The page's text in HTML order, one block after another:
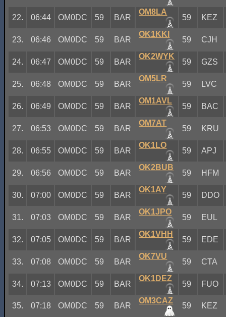
22. 06:44 OM0DC 59 BAR
OM8LA
59 KEZ
23. 06:46 OM0DC 59 BAR
OK1KKI
59 CJH
24. 06:47 OM0DC 59 BAR
OK2WYK
59 GZS
25. 06:48 OM0DC 59 BAR
OM5LR
59 LVC
26. 06:49 OM0DC 59 BAR
OM1AVL
59 BAC
27. 06:53 OM0DC 59 BAR
OM7AT
59 KRU
28. 06:55 OM0DC 59 BAR
OK1LO
59 APJ
29. 06:56 OM0DC 59 BAR
OK2BUB
59 HFM
30. 07:00 OM0DC 59 BAR
OK1AY
59 DDO
31. 07:03 OM0DC 59 BAR
OK1JPO
59 EUL
32. 07:05 OM0DC 59 BAR
OK1VHH
59 EDE
33. 07:08 OM0DC 59 BAR
OK7VU
59 CTA
34. 07:13 OM0DC 59 BAR
OK1DEZ
59 FUO
35. 07:18 OM0DC 59 BAR
OM3CAZ
59 KEZ